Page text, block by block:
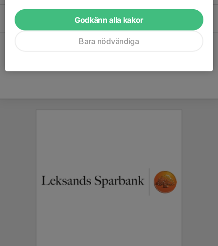
Tis 8/9
17:00-17:45 SiljansvallenGodkänn alla kakor
Bara nödvändiga